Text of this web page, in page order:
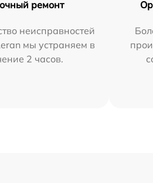
ремонт
неисправностей
мы устраняем в
2 часов.